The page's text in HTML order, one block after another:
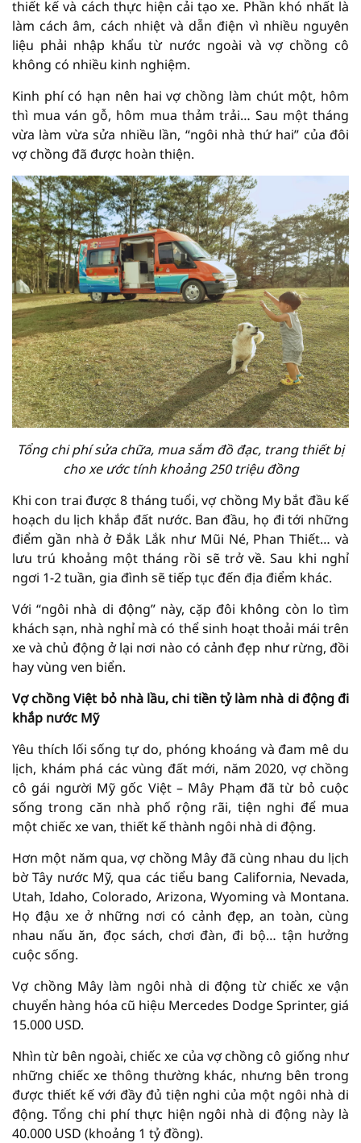
thiết kế và cách thực hiện cải tạo xe. Phần khó nhất là
làm cách âm, cách nhiệt và dẫn điện vì nhiều nguyên
liệu phải nhập khẩu từ nước ngoài và vợ chồng cô
không có nhiều kinh nghiệm.
Kinh phí có hạn nên hai vợ chồng làm chút một, hôm
thì mua ván gỗ, hôm mua thảm trải… Sau một tháng
vừa làm vừa sửa nhiều lần, “ngôi nhà thứ hai” của đôi
vợ chồng đã được hoàn thiện.
Tổng chi phí sửa chữa, mua sắm đồ đạc, trang thiết bị
cho xe ước tính khoảng 250 triệu đồng
Khi con trai được 8 tháng tuổi, vợ chồng My bắt đầu kế
hoạch du lịch khắp đất nước. Ban đầu, họ đi tới những
điểm gần nhà ở Đắk Lắk như Mũi Né, Phan Thiết… và
lưu trú khoảng một tháng rồi sẽ trở về. Sau khi nghỉ
ngơi 1-2 tuần, gia đình sẽ tiếp tục đến địa điểm khác.
Với “ngôi nhà di động” này, cặp đôi không còn lo tìm
khách sạn, nhà nghỉ mà có thể sinh hoạt thoải mái trên
xe và chủ động ở lại nơi nào có cảnh đẹp như rừng, đồi
hay vùng ven biển.
Vợ chồng Việt bỏ nhà lầu, chi tiền tỷ làm nhà di động đi
khắp nước Mỹ
Yêu thích lối sống tự do, phóng khoáng và đam mê du
lịch, khám phá các vùng đất mới, năm 2020, vợ chồng
cô gái người Mỹ gốc Việt – Mây Phạm đã từ bỏ cuộc
sống trong căn nhà phố rộng rãi, tiện nghi để mua
một chiếc xe van, thiết kế thành ngôi nhà di động.
Hơn một năm qua, vợ chồng Mây đã cùng nhau du lịch
bờ Tây nước Mỹ, qua các tiểu bang California, Nevada,
Utah, Idaho, Colorado, Arizona, Wyoming và Montana.
Họ đậu xe ở những nơi có cảnh đẹp, an toàn, cùng
nhau nấu ăn, đọc sách, chơi đàn, đi bộ… tận hưởng
cuộc sống.
Vợ chồng Mây làm ngôi nhà di động từ chiếc xe vận
chuyển hàng hóa cũ hiệu Mercedes Dodge Sprinter, giá
15.000 USD.
Nhìn từ bên ngoài, chiếc xe của vợ chồng cô giống như
những chiếc xe thông thường khác, nhưng bên trong
được thiết kế với đầy đủ tiện nghi của một ngôi nhà di
động. Tổng chi phí thực hiện ngôi nhà di động này là
40.000 USD (khoảng 1 tỷ đồng).